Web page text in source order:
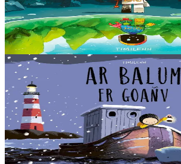
il sait qu’il n’est pas à sa place....
En stock14,00 €
Voir
Acheter
3 ans et plus
Timilenn
The Storm whale in winter
On retrouve Nolig, le héros de « Ar balum
toujours au bord de la mer avec son papa.
ci, c’est l’hiver. Un soir, une...
En stock14,00 €